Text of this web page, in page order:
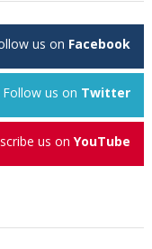
us on Facebook
Follow us on Twitter
us onYouTube